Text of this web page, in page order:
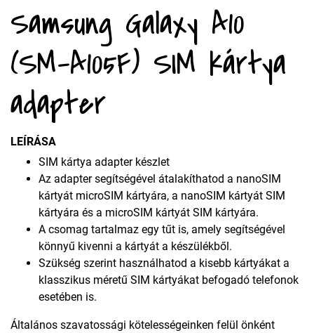
Samsung Galaxy A10
(SM-A105F) SIM kártya
adapter
LEÍRÁSA
SIM kártya adapter készlet
Az adapter segítségével átalakíthatod a nanoSIM
kártyát microSIM kártyára, a nanoSIM kártyát SIM
kártyára és a microSIM kártyát SIM kártyára.
A csomag tartalmaz egy tűt is, amely segítségével
könnyű kivenni a kártyát a készülékből.
Szükség szerint használhatod a kisebb kártyákat a
klasszikus méretű SIM kártyákat befogadó telefonok
esetében is.
Általános szavatossági kötelességeinken felül önként